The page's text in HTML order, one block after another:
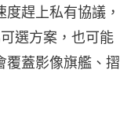
趕上私有協議，
選方案，也可能
覆蓋影像旗艦、摺